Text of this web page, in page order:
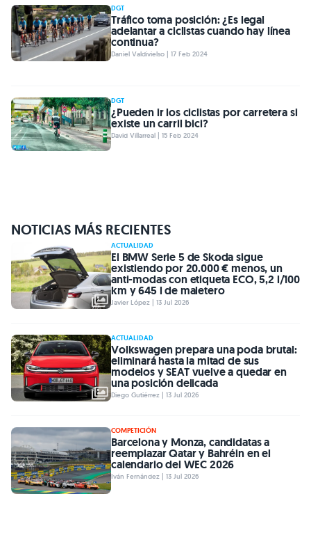
DGT
Tráfico toma posición: ¿Es legal
adelantar a ciclistas cuando hay línea
continua?
Daniel Valdivielso | 17 Feb 2024
DGT
¿Pueden ir los ciclistas por carretera si
existe un carril bici?
David Villarreal | 15 Feb 2024
NOTICIAS MÁS RECIENTES
ACTUALIDAD
El BMW Serie 5 de Skoda sigue
existiendo por 20.000 € menos, un
anti-modas con etiqueta ECO, 5,2 l/100
km y 645 l de maletero
Javier López | 13 Jul 2026
ACTUALIDAD
Volkswagen prepara una poda brutal:
eliminará hasta la mitad de sus
modelos y SEAT vuelve a quedar en
una posición delicada
Diego Gutiérrez | 13 Jul 2026
COMPETICIÓN
Barcelona y Monza, candidatas a
reemplazar Qatar y Bahréin en el
calendario del WEC 2026
Iván Fernández | 13 Jul 2026